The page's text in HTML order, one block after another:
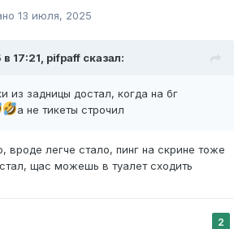
13 июля, 2025
17:21, pifpaff сказал:
из задницы достал, когда на бг
а не тикеты строчил
вроде легче стало, пинг на скрине тоже
щас можешь в туалет сходить
2